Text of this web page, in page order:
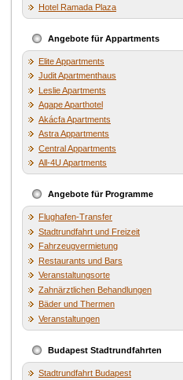
Hotel Ramada Plaza
Angebote für Appartments
Elite Appartments
Judit Apartmenthaus
Leslie Apartments
Agape Aparthotel
Akácfa Apartments
Astra Appartments
Central Appartments
All-4U Apartments
Angebote für Programme
Flughafen-Transfer
Stadtrundfahrt und Freizeit
Fahrzeugvermietung
Restaurants und Bars
Veranstaltungsorte
Zahnärztlichen Behandlungen
Bäder und Thermen
Veranstaltungen
Budapest Stadtrundfahrten
Stadtrundfahrt Budapest